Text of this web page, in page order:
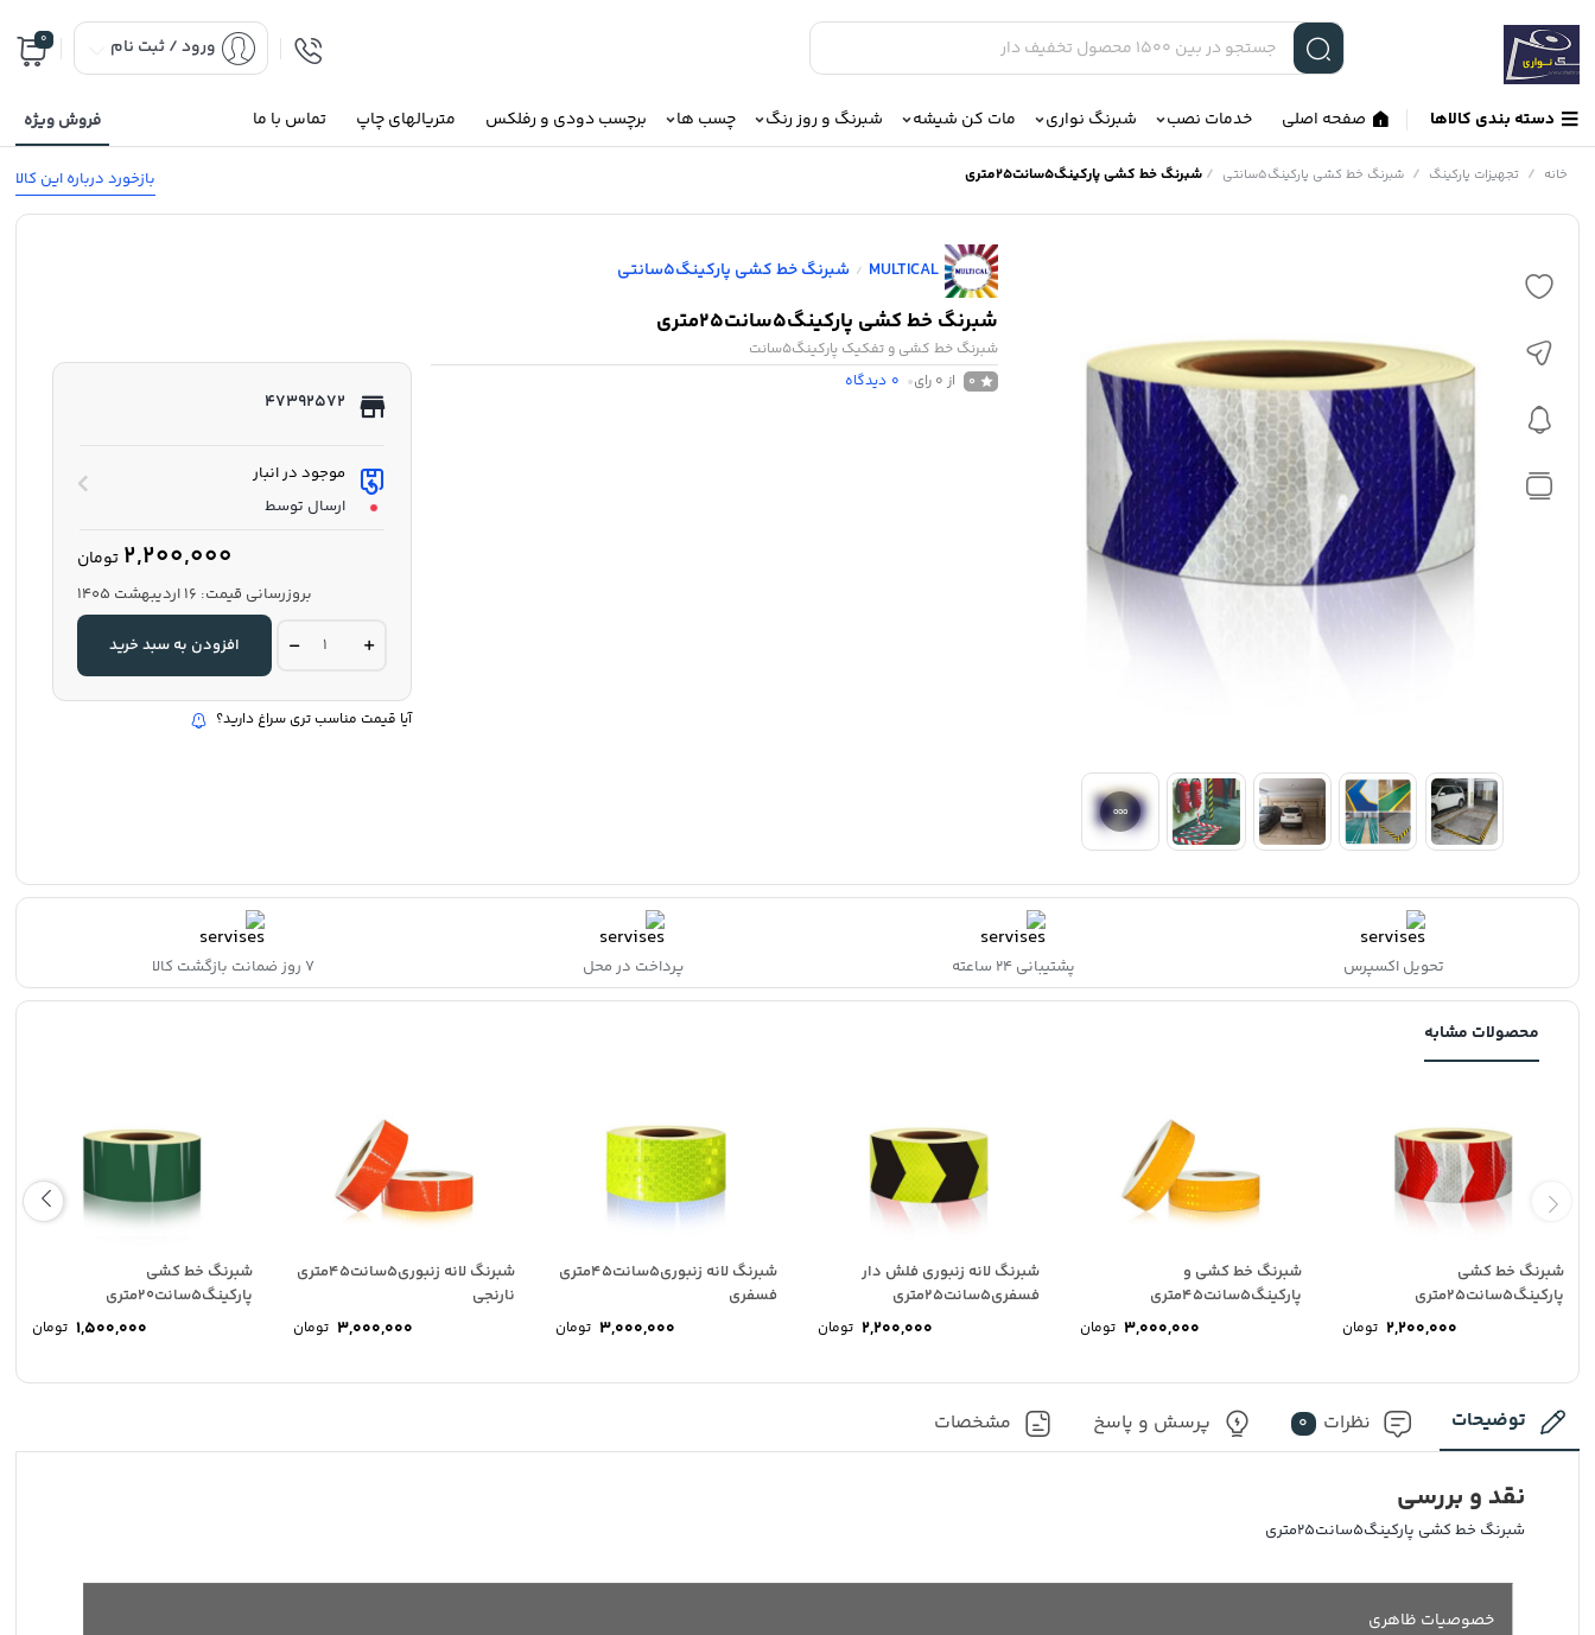
ورود / ثبت نام 0
دسته بندی کالاها صفحه اصلی خدمات نصب شبرنگ نواری مات کن شیشه شبرنگ و روز رنگ چسب ها برچسب دودی و رفلکس متریالهای چاپ تماس با ما فروش ویژه
بازخورد درباره این کالا خانه / تجهیزات پارکینگ / شبرنگ خط کشی پارکینگ5سانتی /شبرنگ خط کشی پارکینگ5سانت25متری
MULTICAL
/ شبرنگ خط کشی پارکینگ5سانتی
شبرنگ خط کشی پارکینگ5سانت25متری
شبرنگ خط کشی و تفکیک پارکینگ5سانت
0 از 0 رای 0 دیدگاه
47392572
موجود در انبار
ارسال توسط
2,200,000 تومان
بروزرسانی قیمت: 16 اردیبهشت 1405
شبرنگ
خط
پارکینگ5سانت25متری
quantity
افزودن به سبد خرید
آیا قیمت مناسب تری سراغ دارید؟
تحویل اکسپرس پشتیبانی ۲۴ ساعته پرداخت در محل ۷ روز ضمانت بازگشت کالا
محصولات مشابه
شبرنگ خط کشی
پارکینگ5سانت25متری
2,200,000 تومان
شبرنگ خط کشی و
پارکینگ5سانت45متری
3,000,000 تومان
شبرنگ لانه زنبوری فلش دار
فسفری5سانت25متری
2,200,000 تومان
شبرنگ لانه زنبوری5سانت45متری
فسفری
3,000,000 تومان
شبرنگ لانه زنبوری5سانت45متری
نارنجی
3,000,000 تومان
شبرنگ خط کشی
پارکینگ5سانت20متری
1,500,000 تومان
توضیحات نظرات 0 پرسش و پاسخ مشخصات
نقد و بررسی
شبرنگ خط کشی پارکینگ5سانت25متری
خصوصیات ظاهری